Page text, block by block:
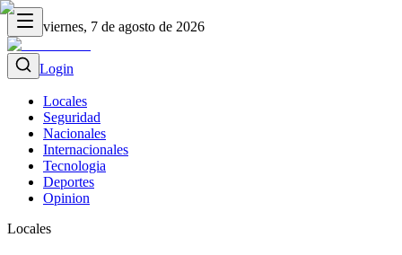
viernes, 7 de agosto de 2026
Login
Locales
Seguridad
Nacionales
Internacionales
Tecnologia
Deportes
Opinion
Locales